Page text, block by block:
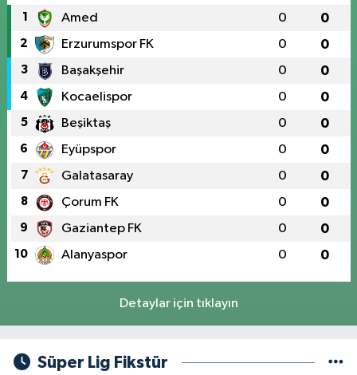
1 Amed 0 0
2 Erzurumspor FK 0 0
3 Başakşehir 0 0
4 Kocaelispor 0 0
5 Beşiktaş 0 0
6 Eyüpspor 0 0
7 Galatasaray 0 0
8 Çorum FK 0 0
9 Gaziantep FK 0 0
10 Alanyaspor 0 0
Detaylar için tıklayın
Süper Lig Fikstür